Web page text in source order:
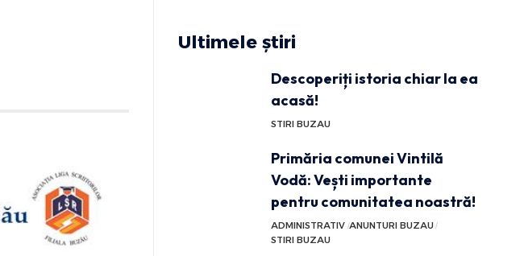
Ultimele știri
Descoperiți istoria chiar la ea
acasă!
STIRI BUZAU
Primăria comunei Vintilă
Vodă: Vești importante
pentru comunitatea noastră!
ADMINISTRATIV ANUNTURI BUZAU
STIRI BUZAU